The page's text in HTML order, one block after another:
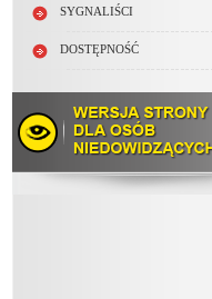
SYGNALIŚCI
DOSTĘPNOŚĆ